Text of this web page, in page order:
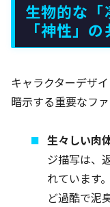
生物的な「
「神性」
キャラクターデザ
暗示する重要なファ
生々しい肉
ジ描写は、
れています
ど過酷で泥